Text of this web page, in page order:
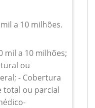
a 10 milhões.
mil a 10 milhões;
ou
- Cobertura
total ou parcial